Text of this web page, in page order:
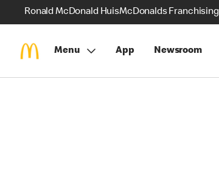
Ronald McDonald HuisMcDonalds Franchising
Menu App Newsroom